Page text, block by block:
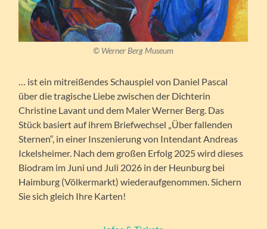
© Werner Berg Museum
… ist ein mitreißendes Schauspiel von Daniel Pascal
über die tragische Liebe zwischen der Dichterin
Christine Lavant und dem Maler Werner Berg. Das
Stück basiert auf ihrem Briefwechsel „Über fallenden
Sternen“, in einer Inszenierung von Intendant Andreas
Ickelsheimer. Nach dem großen Erfolg 2025 wird dieses
Biodram im Juni und Juli 2026 in der Heunburg bei
Haimburg (Völkermarkt) wiederaufgenommen. Sichern
Sie sich gleich Ihre Karten!